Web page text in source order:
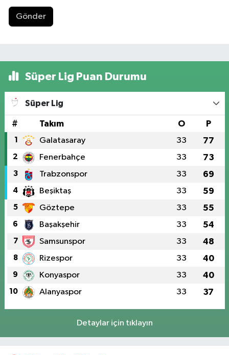
Gönder
Süper Lig Puan Durumu
Süper Lig
# Takım O P
1 Galatasaray 33 77
2 Fenerbahçe 33 73
3 Trabzonspor 33 69
4 Beşiktaş 33 59
5 Göztepe 33 55
6 Başakşehir 33 54
7 Samsunspor 33 48
8 Rizespor 33 40
9 Konyaspor 33 40
10 Alanyaspor 33 37
Detaylar için tıklayın